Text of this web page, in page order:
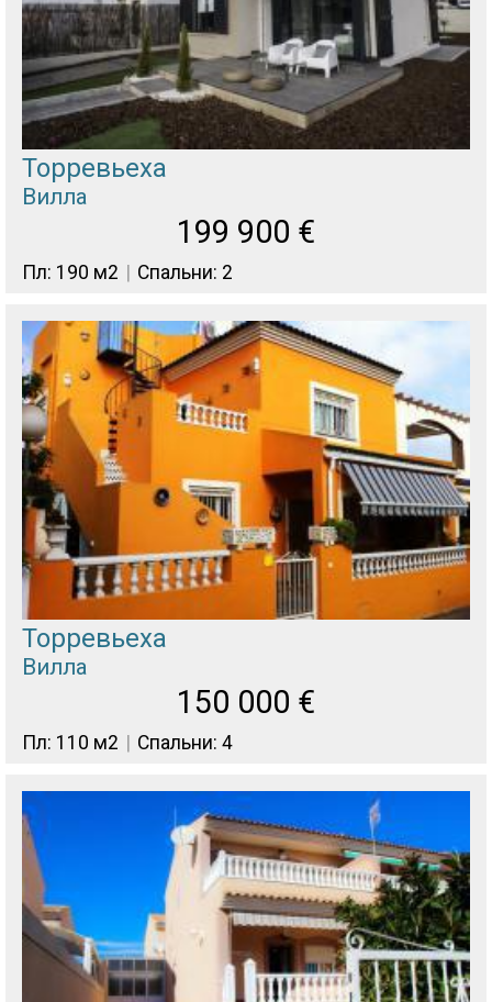
Торревьеха
Вилла
199 900 €
Пл: 190 м2 Спальни: 2
Торревьеха
Вилла
150 000 €
Пл: 110 м2 Спальни: 4